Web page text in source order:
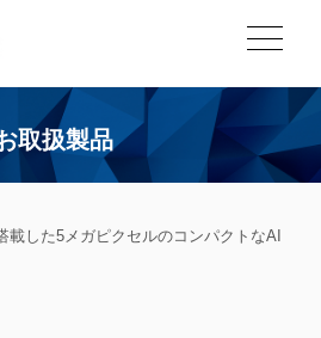
取扱製品
載した5メガピクセルのコンパクトなAI